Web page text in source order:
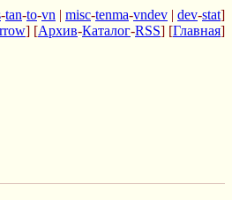
-tan-to-vn | misc-tenma-vndev | dev-stat]
] [Архив-Каталог-RSS] [Главная]